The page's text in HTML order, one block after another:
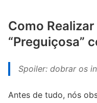
Como
“Preguiçosa”
Spoiler: dobrar os
Antes de tudo, nós